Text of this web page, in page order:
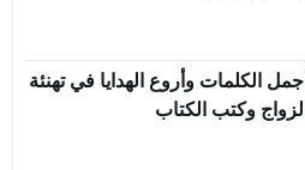
أجمل الكلمات وأروع الهدايا في تهنئة
الزواج وكتب الكتاب